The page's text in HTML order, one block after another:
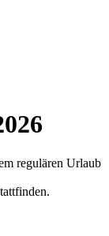
regulären Urlaub